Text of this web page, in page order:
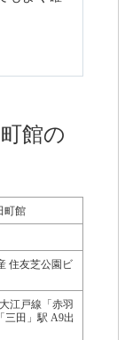
館の
町館
住友芝公園ビ
江戸線「赤羽
三田」駅 A9出